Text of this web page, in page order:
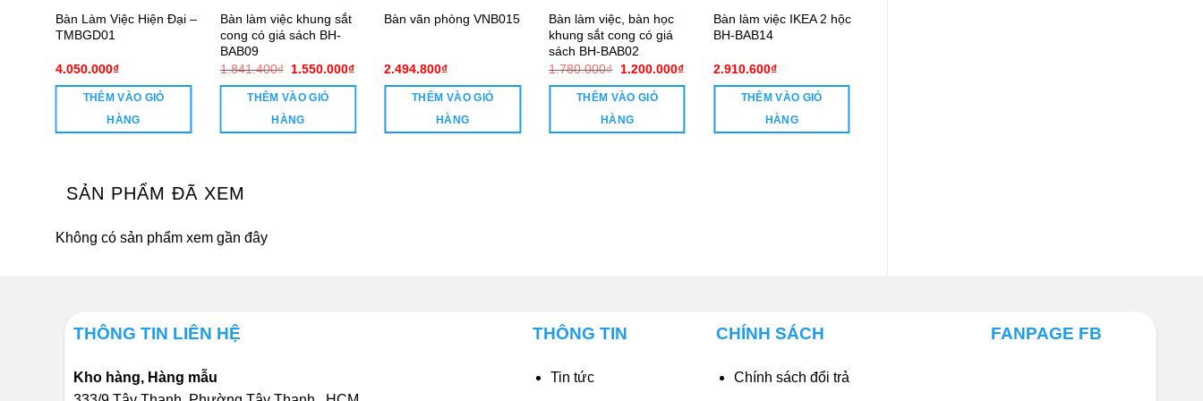
Bàn Làm Việc Hiện Đại –
TMBGD01
4.050.000₫
THÊM VÀO GIỎ
HÀNG
Bàn làm việc khung sắt
cong có giá sách BH-
BAB09
1.841.400₫ Giá
là:
1.841.400₫.
1.550.000₫Giá
THÊM VÀO GIỎ
HÀNG
Bàn văn phòng VNB015
2.494.800₫
THÊM VÀO GIỎ
HÀNG
Bàn làm việc, bàn học
khung sắt cong có giá
sách BH-BAB02
1.780.000₫
Giá
là:
1.780.000₫.
1.200.000₫Giá
THÊM VÀO GIỎ
HÀNG
Bàn làm việc IKEA 2 hộc
BH-BAB14
2.910.600₫
THÊM VÀO GIỎ
HÀNG
SẢN PHẨM ĐÃ XEM
Không có sản phẩm xem gần đây
THÔNG TIN LIÊN HỆ
Kho hàng, Hàng mẫu
THÔNG TIN
Tin tức
CHÍNH SÁCH
Chính sách đổi trả
FANPAGE FB